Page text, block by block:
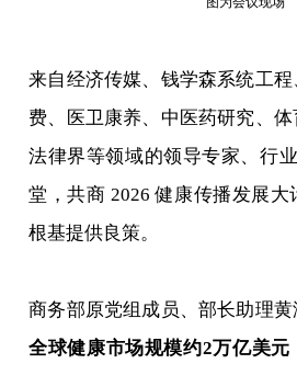
来自经济传媒、钱学森系统工
费、医卫康养、中医药研究、体
法律界等领域的领导专家、行
堂，共商 2026 健康传播发展
根基提供良策。
商务部原党组成员、部长助理黄
全球健康市场规模约2万亿美元